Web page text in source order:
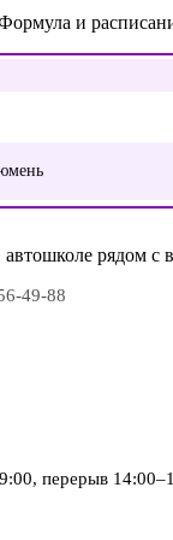
и
рядом
49-88
перерыв